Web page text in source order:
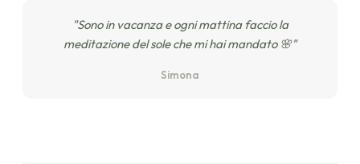
"Sono in vacanza e ogni mattina faccio la
meditazione del sole che mi hai mandato 🌸"
Simona